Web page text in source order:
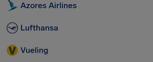
Azores Airlines
Lufthansa
Vueling